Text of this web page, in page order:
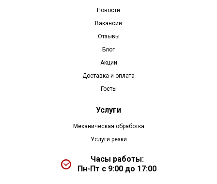
Новости
Вакансии
Отзывы
Блог
Акции
Доставка и оплата
Госты
Услуги
Механическая обработка
Услуги резки
Часы работы:
Пн-Пт с 9:00 до 17:00